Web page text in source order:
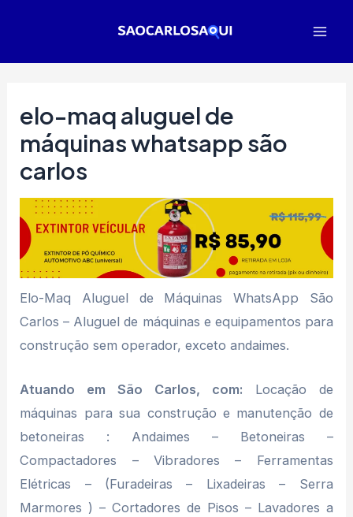
elo-maq aluguel de
máquinas whatsapp são
carlos
Elo-Maq Aluguel de Máquinas WhatsApp São
Carlos – Aluguel de máquinas e equipamentos para
construção sem operador, exceto andaimes.
Atuando em São Carlos, com: Locação de
máquinas para sua construção e manutenção de
betoneiras : Andaimes – Betoneiras –
Compactadores – Vibradores – Ferramentas
Elétricas – (Furadeiras – Lixadeiras – Serra
Marmores ) – Cortadores de Pisos – Lavadores a